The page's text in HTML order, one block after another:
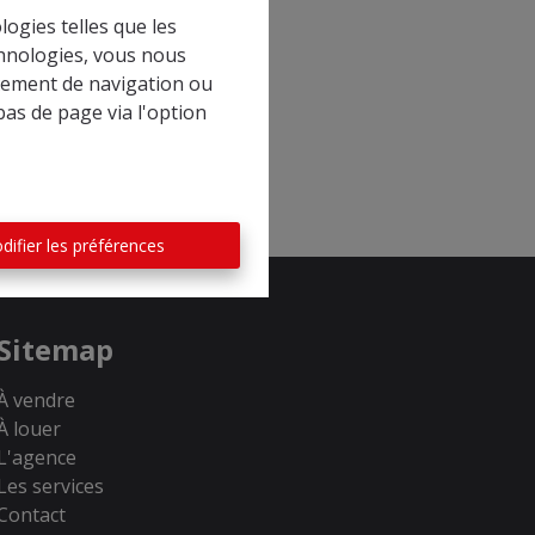
telles que les
vous nous
de navigation ou
de page via l'option
les préférences
location.
vendre
louer
services